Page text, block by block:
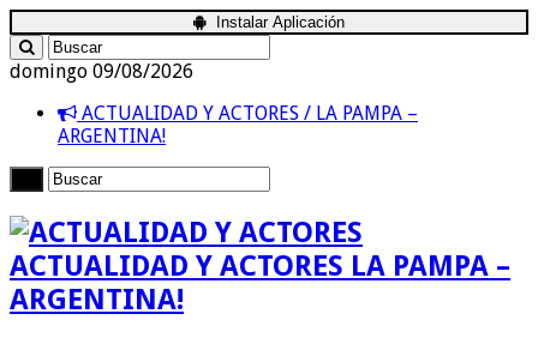
Instalar Aplicación
domingo 09/08/2026
ACTUALIDAD Y ACTORES / LA PAMPA –
ARGENTINA!
ACTUALIDAD Y ACTORES LA PAMPA –
ARGENTINA!